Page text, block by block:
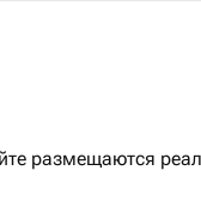
размещаются